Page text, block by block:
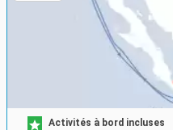
Activités à bord incluses